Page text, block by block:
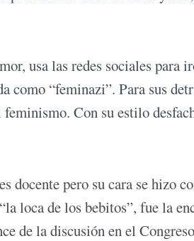
usa las redes sociales
como “feminazi”. Para sus
Con su estilo
docente pero su cara se hizo
loca de los bebitos”, fue la
de la discusión en el